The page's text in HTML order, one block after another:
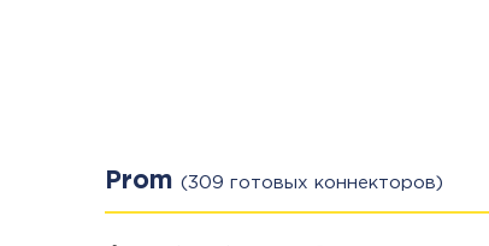
Prom (309 готовых коннекторов)